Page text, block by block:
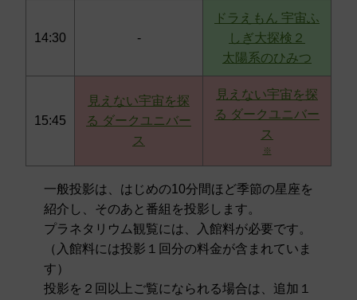
14:30 -
ドラえもん 宇宙ふ
しぎ大探検２
太陽系のひみつ
15:45
見えない宇宙を探
る ダークユニバー
ス
見えない宇宙を探
る ダークユニバー
ス
※
一般投影は、はじめの10分間ほど季節の星座を
紹介し、そのあと番組を投影します。
プラネタリウム観覧には、入館料が必要です。
（入館料には投影１回分の料金が含まれていま
す）
投影を２回以上ご覧になられる場合は、追加１